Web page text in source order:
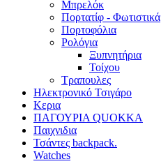
Μπρελόκ
Πορτατίφ - Φωτιστικά
Πορτοφόλια
Ρολόγια
Ξυπνητήρια
Τοίχου
Τραπουλες
Ηλεκτρονικό Τσιγάρο
Κερια
ΠΑΓΟΥΡΙΑ QUOKKA
Παιχνιδια
Τσάντες backpack.
Watches